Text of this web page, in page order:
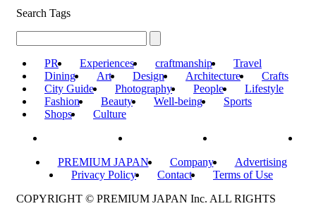
Search Tags
PR Experiences craftmanship
Travel
Dining
Art Design Architecture
Crafts
City Guide
Photography People
Lifestyle
Fashion
Beauty Well-being
Sports
Shops
Culture
PREMIUM JAPAN Company
Advertising
Privacy Policy
Contact
Terms of Use
COPYRIGHT © PREMIUM JAPAN Inc. ALL RIGHTS